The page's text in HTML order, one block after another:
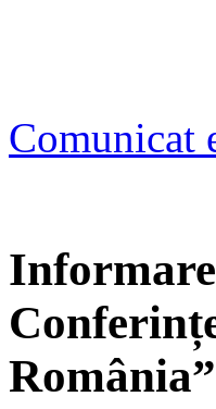
Comunicat